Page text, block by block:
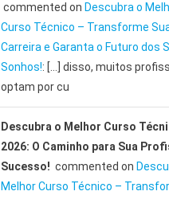
commented on Descubra o
Curso Técnico – Transforme
Carreira e Garanta o Futuro dos
Sonhos!: […] disso, muitos
optam por cu
Descubra o Melhor Curso
2026: O Caminho para Sua
Sucesso! commented on
Melhor Curso Técnico –